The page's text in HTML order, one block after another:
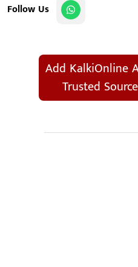
Follow Us
Add KalkiOnline
Trusted Source